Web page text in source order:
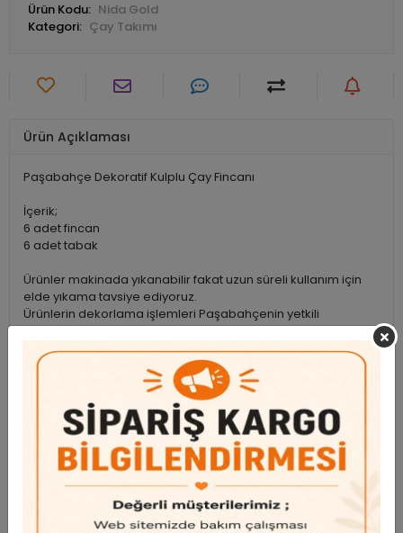
Ürün Kodu: Nida Gold
Kategori: Çay Takımı
Ürün Açıklaması
Paşabahçe Dekoratif Kulplu Çay Fincanı
İçerik;
6 adet fincan
6 adet tabak
Ürünler makinada yıkanabilir fakat uzun süreli kullanım için
elde yıkama tavsiye ediyoruz.
Ürünlerin dekorlama işlemleri Paşabahçenin yetkili
dekorlama firması tarafından yaptırılmıştır.
Garanti ve Teslimat
Taksit Seçenekleri
Bu ürün için henüz yorum yapılmadı.